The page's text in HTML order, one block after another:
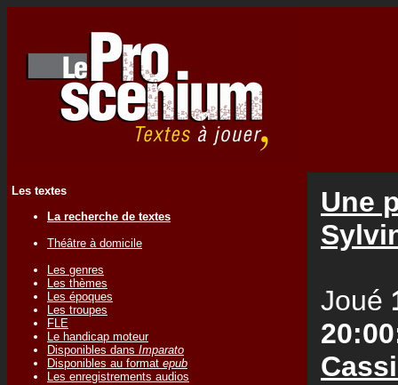
Les textes
La recherche de textes
Théâtre à domicile
Les genres
Les thèmes
Les époques
Les troupes
FLE
Le handicap moteur
Disponibles dans Imparato
Disponibles au format epub
Les enregistrements audios
Une
Joué